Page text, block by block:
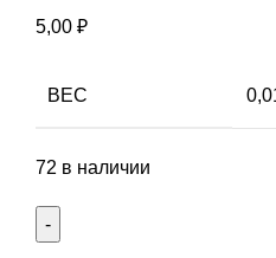
5,00 ₽
ВЕС
72 в наличии